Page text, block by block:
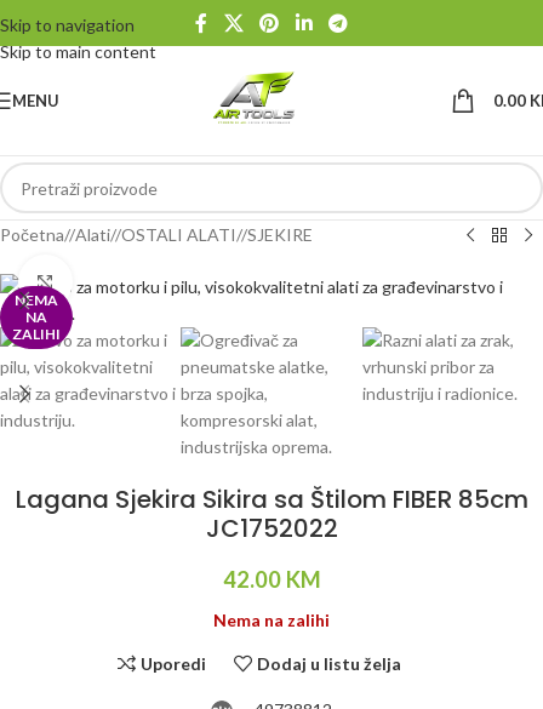
Skip to navigation
Skip to main content
MENU 0.00
Početna/ Alati/ OSTALI ALATI/ SJEKIRE
NEMA
NA
ZALIHI
Klikni da uvećaš
Lagana Sjekira Sikira sa Štilom FIBER 85cm
JC1752022
42.00 KM
Nema na zalihi
Uporedi Dodaj u listu želja